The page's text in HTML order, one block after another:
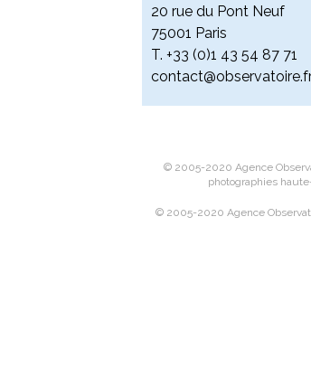
20 rue du Pont Neuf
75001 Paris
T. +33 (0)1 43 54 87 71
© 2005-2020 Agence
photographies
© 2005-2020 Agence